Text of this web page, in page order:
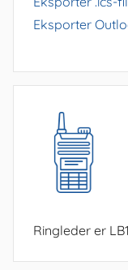
Eksporter
Ringleder er